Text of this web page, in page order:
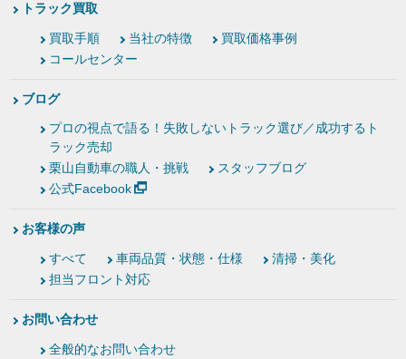
トラック買取
買取手順 当社の特徴
買取価格事例
コールセンター
ブログ
プロの視点で語る！失敗しないトラック選び／成功するト
ラック売却
栗山自動車の職人・挑戦
スタッフブログ
公式Facebook
お客様の声
すべて 車両品質・状態・仕様
清掃・美化
担当フロント対応
お問い合わせ
全般的なお問い合わせ